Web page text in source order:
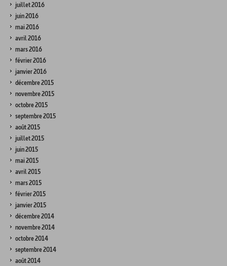
juillet 2016
juin 2016
mai 2016
avril 2016
mars 2016
février 2016
janvier 2016
décembre 2015
novembre 2015
octobre 2015
septembre 2015
août 2015
juillet 2015
juin 2015
mai 2015
avril 2015
mars 2015
février 2015
janvier 2015
décembre 2014
novembre 2014
octobre 2014
septembre 2014
août 2014